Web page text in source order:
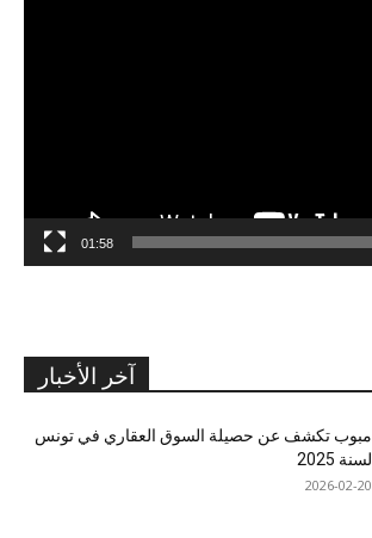
01:58
آخر الأخبار
مبوب تكشف عن حصيلة السوق العقاري في تونس
لسنة 2025
2026-02-20